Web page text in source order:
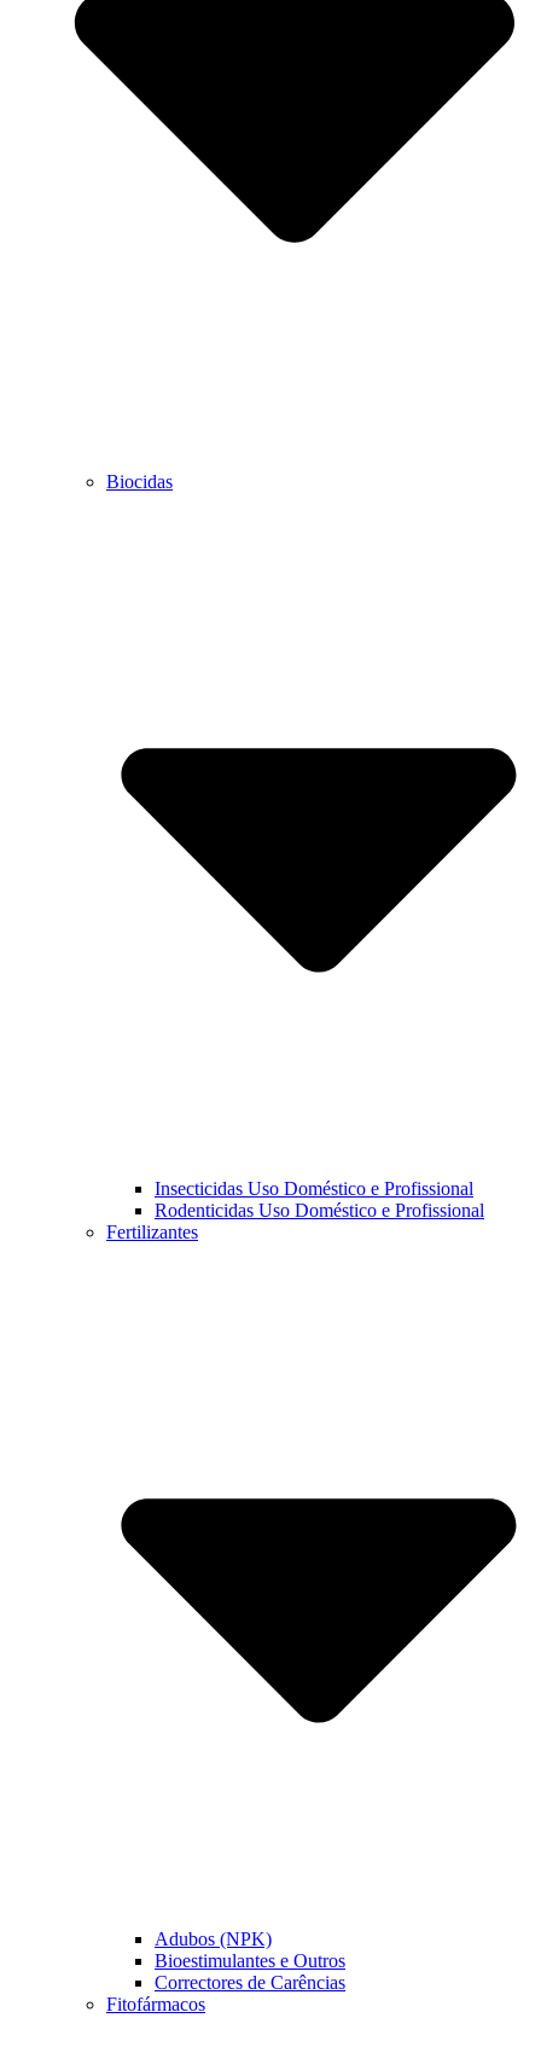
Biocidas
Insecticidas Uso Doméstico e Profissional
Rodenticidas Uso Doméstico e Profissional
Fertilizantes
Adubos (NPK)
Bioestimulantes e Outros
Correctores de Carências
Fitofármacos